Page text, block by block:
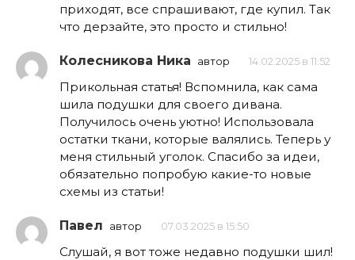
приходят, все спрашивают, где купил. Так
что дерзайте, это просто и стильно!
Колесникова Ника автор 14.02.2025 в 11:52
Прикольная статья! Вспомнила, как сама
шила подушки для своего дивана.
Получилось очень уютно! Использовала
остатки ткани, которые валялись. Теперь у
меня стильный уголок. Спасибо за идеи,
обязательно попробую какие-то новые
схемы из статьи!
Павел автор 07.03.2025 в 15:50
Слушай, я вот тоже недавно подушки шил!